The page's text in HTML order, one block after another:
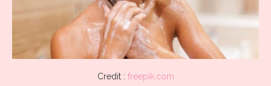
Credit : freepik.com